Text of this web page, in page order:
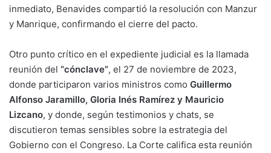
inmediato, Benavides compartió la resolución con Manzur
y Manrique, confirmando el cierre del pacto.
Otro punto crítico en el expediente judicial es la llamada
reunión del “cónclave”, el 27 de noviembre de 2023,
donde participaron varios ministros como Guillermo
Alfonso Jaramillo, Gloria Inés Ramírez y Mauricio
Lizcano, y donde, según testimonios y chats, se
discutieron temas sensibles sobre la estrategia del
Gobierno con el Congreso. La Corte califica esta reunión